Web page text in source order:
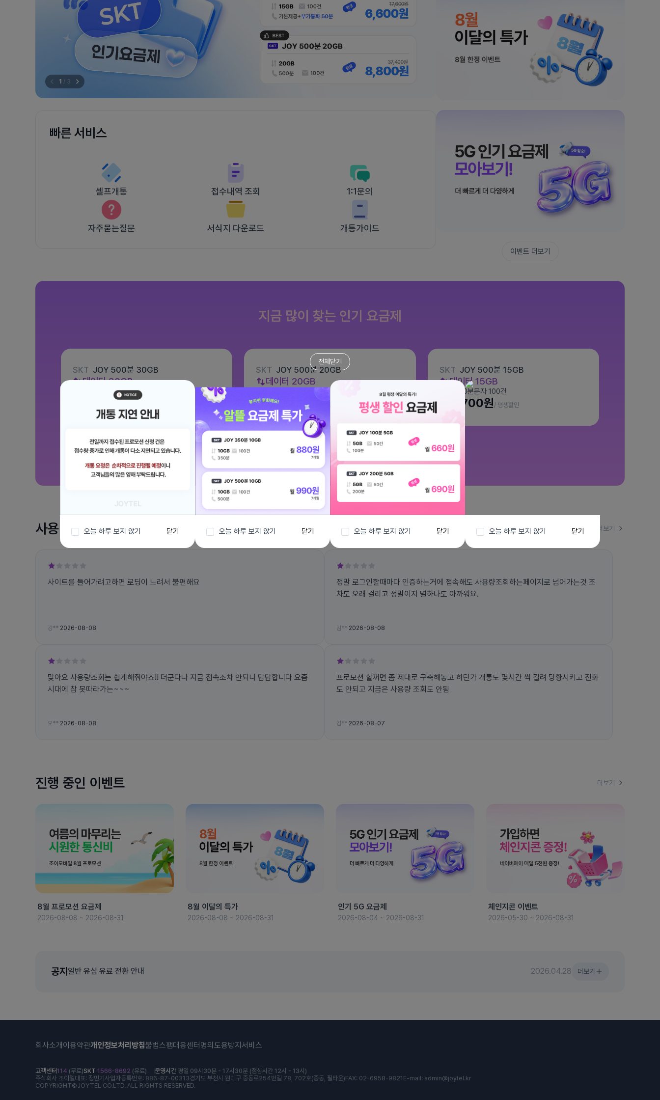
1 / 3
빠른 서비스
셀프개통 접수내역 조회 1:1문의
자주묻는질문 서식지 다운로드 개통가이드
이벤트 더보기
지금 많이 찾는 인기 요금제
SKT JOY 500분 30GB
데이터30GB
문자 100건
월 12,100원
SKT JOY 500분 20GB
데이터 20GB
문자 100건
월 8,800원
SKT JOY 500분 15GB
데이터 15GB
통화 500분문자 100건
월 7,700원 / 평생할인
전체보기
사용 후기 더보기
사이트를 들어가려고하면 로딩이 느려서 불편해요
강** 2026-08-08
정말 로그인할때마다 인증하는거에 접속해도 사용량조회하는페이지로 넘어가는것 조
차도 오래 걸리고 정말이지 별하나도 아까워요.
김** 2026-08-08
맞아요 사용량조회는 쉽게해줘야죠!! 더군다나 지금 접속조차 안되니 답답합니다 요즘
시대에 참 못따라가는~~~
오** 2026-08-08
프로모션 할꺼면 좀 제대로 구축해놓고 하던가 개통도 몇시간 씩 걸려 당황시키고 전화
도 안되고 지금은 사용량 조회도 안됨
김** 2026-08-07
진행 중인 이벤트 더보기
8월 프로모션 요금제
2026-08-08 ~ 2026-08-31
8월 이달의 특가
2026-08-08 ~ 2026-08-31
인기 5G 요금제
2026-08-04 ~ 2026-08-31
체인지콘 이벤트
2026-05-30 ~ 2026-08-31
공지 일반 유심 유료 전환 안내 2026.04.28 더보기
회사소개 이용약관개인정보처리방침불법스팸대응센터 명의도용방지서비스
고객센터 114 (무료)SKT 1566-8692 (유료) 운영시간 평일 09시30분 - 17시30분 (점심시간 12시 - 13시)
주식회사 조이텔대표: 정민기 사업자등록번호: 886-87-00313경기도 부천시 원미구 중동로254번길 78, 702호(중동, 필타운)FAX: 02-6958-9821 E-mail: admin@joytel.kr
COPYRIGHT©JOYTEL CO.LTD. ALL RIGHTS RESERVED.
전체닫기
오늘 하루 보지 않기 닫기 오늘 하루 보지 않기 닫기 오늘 하루 보지 않기 닫기 오늘 하루 보지 않기 닫기